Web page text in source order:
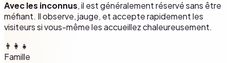
Avec les inconnus, il est généralement réservé sans être
méfiant. Il observe, jauge, et accepte rapidement les
visiteurs si vous-même les accueillez chaleureusement.
👨‍👩‍👧
Famille